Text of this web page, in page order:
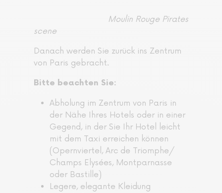
Moulin Rouge Pirates
scene
Danach werden Sie zurück ins Zentrum
von Paris gebracht.
Bitte beachten Sie:
Abholung im Zentrum von Paris in
der Nähe Ihres Hotels oder in einer
Gegend, in der Sie Ihr Hotel leicht
mit dem Taxi erreichen können
(Opernviertel, Arc de Triomphe/
Champs Elysées, Montparnasse
oder Bastille)
Legere, elegante Kleidung